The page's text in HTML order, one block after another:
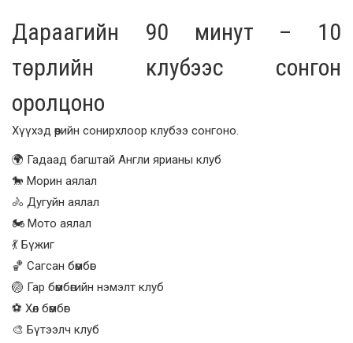
Дараагийн 90 минут – 10
төрлийн клубээс сонгон
оролцоно
Хүүхэд өөрийн сонирхлоор клубээ сонгоно.
🌍 Гадаад багштай Англи ярианы клуб
🐎 Морин аялал
🚴 Дугуйн аялал
🏍️ Мото аялал
💃 Бүжиг
🏀 Сагсан бөмбөг
🏐 Гар бөмбөгийн нэмэлт клуб
⚽ Хөл бөмбөг
🎨 Бүтээлч клуб